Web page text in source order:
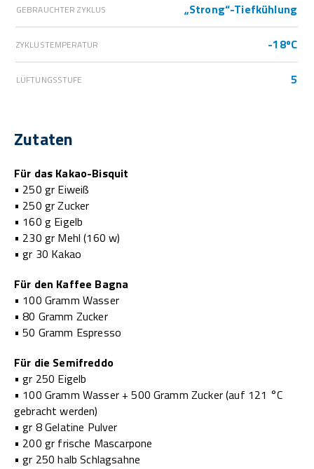
GEBRAUCHTER ZYKLUS „Strong“-Tiefkühlung
ZYKLUSTEMPERATUR -18ºC
LÜFTUNGSSTUFE 5
Zutaten
Für das Kakao-Bisquit
• 250 gr Eiweiß
• 250 gr Zucker
• 160 g Eigelb
• 230 gr Mehl (160 w)
• gr 30 Kakao
Für den Kaffee Bagna
• 100 Gramm Wasser
• 80 Gramm Zucker
• 50 Gramm Espresso
Für die Semifreddo
• gr 250 Eigelb
• 100 Gramm Wasser + 500 Gramm Zucker (auf 121 °C
gebracht werden)
• gr 8 Gelatine Pulver
• 200 gr frische Mascarpone
• gr 250 halb Schlagsahne